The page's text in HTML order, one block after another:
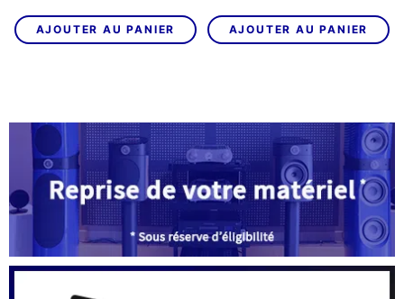
AJOUTER AU PANIER AJOUTER AU PANIER